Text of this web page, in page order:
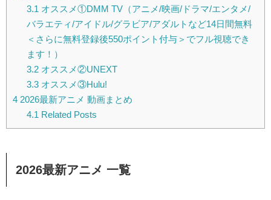
3.1オススメ①DMM TV（アニメ/映画/ドラマ/エンタメ/
バラエティ/アイドル/グラビア/アダルトなど14日間無料
＜さらに無料登録後550ポイント付与＞でフル視聴でき
ます！）
3.2オススメ②UNEXT
3.3オススメ③Hulu!
4 2026最新アニメ 動画まとめ
4.1Related Posts
2026最新アニメ 一覧